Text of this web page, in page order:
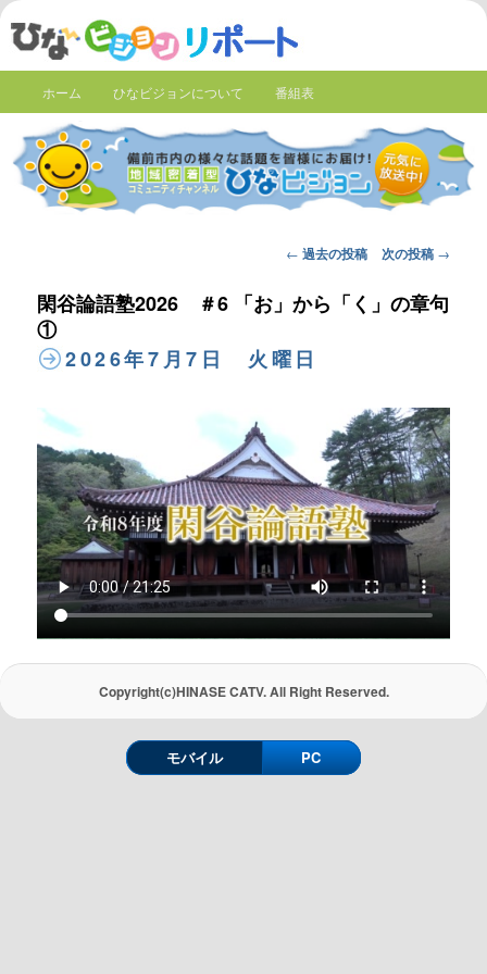
ホーム ひなビジョンについて 番組表
Post
← 過去の投稿 次の投稿 →
閑谷論語塾2026 ＃6 「お」から「く」の章句
①
2026年7月7日 火曜日
Copyright(c)HINASE CATV. All Right Reserved.
モバイル PC